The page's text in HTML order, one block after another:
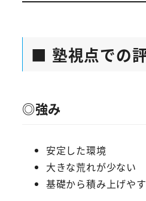
■ 塾視点での
◎強み
安定した環境
大きな荒れが少ない
基礎から積み上げや